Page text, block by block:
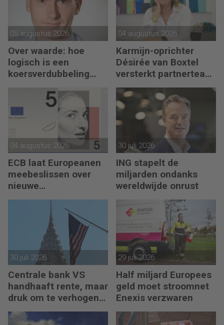
05 augustus 2026
Over waarde: hoe
logisch is een
koersverdubbeling
04 augustus 2026
Karmijn-oprichter
Désirée van Boxtel
versterkt partnerteam
CFO Capabel
04 augustus 2026
ECB laat Europeanen
meebeslissen over
nieuwe
eurobankbiljetten
30 juli 2026
ING stapelt de
miljarden ondanks
wereldwijde onrust
30 juli 2026
Centrale bank VS
handhaaft rente, maar
druk om te verhogen
neemt toe
29 juli 2026
Half miljard Europees
geld moet stroomnet
Enexis verzwaren